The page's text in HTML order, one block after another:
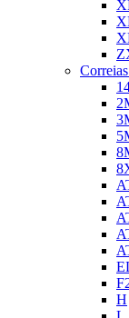
H